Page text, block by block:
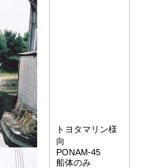
トヨタマリン様
向
PONAM-45
船体のみ